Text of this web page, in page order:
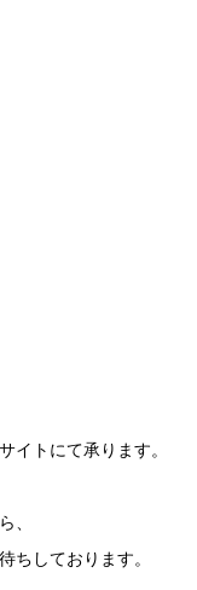
イトにて承ります。
、
ちしております。